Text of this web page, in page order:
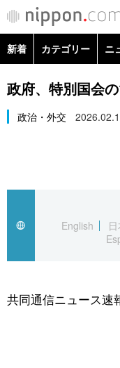
社会
旅と暮らし
新着 カテゴリー ニ
政治・外交
経済・ビジネス
社会
文化
科学・技術
暮らし
政府、特別国会
政治・外交
English
共同通信ニュース速